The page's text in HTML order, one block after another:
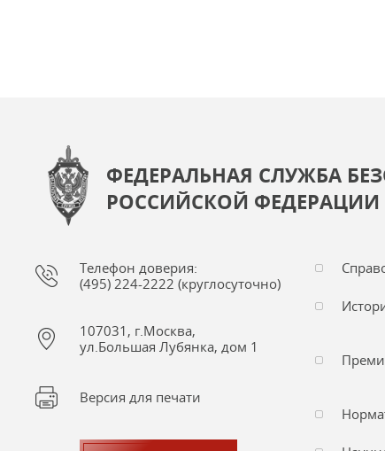
ФЕДЕРАЛЬНАЯ СЛУЖБА
РОССИЙСКОЙ ФЕДЕРАЦИИ
Телефон доверия:
(495) 224-2222 (круглосуточно)
107031, г.Москва,
ул.Большая Лубянка, дом 1
Версия для печати